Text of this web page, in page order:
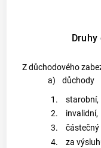
Druhy
Z důchodového
a)
důchody
1.
starobní,
2.
invalidní,
3.
částečný
4.
za